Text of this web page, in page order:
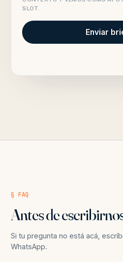
SLOT.
Enviar
§ FAQ
Antes de
Si tu pregunta no está acá,
WhatsApp.